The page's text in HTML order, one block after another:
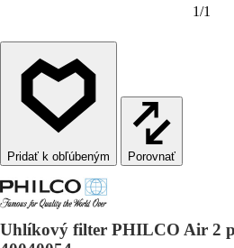
1/1
Porovnať
Uhlíkový filter PHILCO Air 2